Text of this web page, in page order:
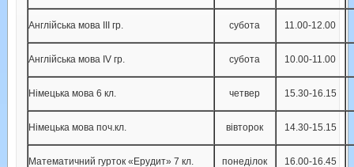
Англійська мова ІІІ гр. субота 11.00-12.00
Англійська мова ІV гр. субота 10.00-11.00
Німецька мова 6 кл. четвер 15.30-16.15
Німецька мова поч.кл. вівторок 14.30-15.15
Математичний гурток «Ерудит» 7 кл. понеділок 16.00-16.45